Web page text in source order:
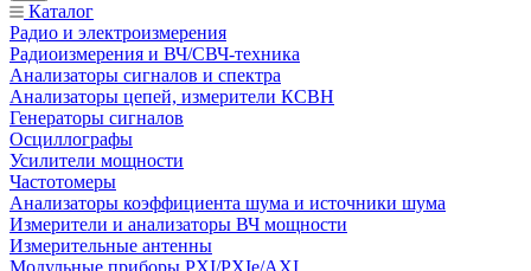
Каталог
Радио и электроизмерения
Радиоизмерения и ВЧ/СВЧ-техника
Анализаторы сигналов и спектра
Анализаторы цепей, измерители КСВН
Генераторы сигналов
Осциллографы
Усилители мощности
Частотомеры
Анализаторы коэффициента шума и источники шума
Измерители и анализаторы ВЧ мощности
Измерительные антенны
Модульные приборы PXI/PXIe/AXI